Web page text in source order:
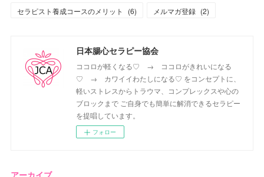
セラピスト養成コースのメリット
(6) メルマガ登録 (2)
日本腸心セラピー協会
ココロが軽くなる♡ → ココロがきれいになる
♡ → カワイイわたしになる♡ をコンセプトに、
軽いストレスからトラウマ、コンプレックスや心の
ブロックまで ご自身でも簡単に解消できるセラピー
を提唱しています。
フォロー